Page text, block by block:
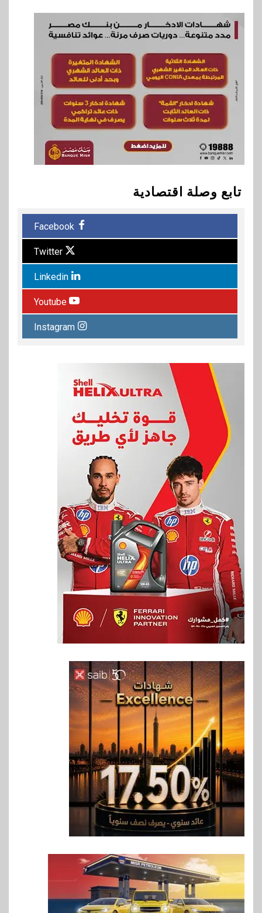
تابع وصلة اقتصادية
Facebook
Twitter
Linkedin
Youtube
Instagram
6
اخبار
حماقي يشعل سعادة ساحل في
رأس الحكمة.. وبوسي مفاجأة
الحفل
7
اقتصاد
وزيرا التخطيط والبترول يبحثان
جهود تحقيق أمن الطاقة
ارتفاع أسعار النفط مع تصاعد
المخاوف بشأن مستقبل الملاحة
في مضيق هرمز